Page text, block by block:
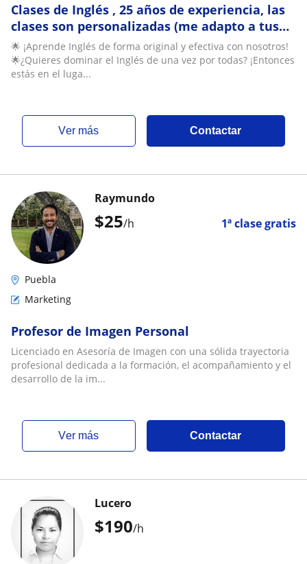
Clases de Inglés , 25 años de experiencia, las
clases son personalizadas (me adapto a tus
necesidades)
🌟 ¡Aprende Inglés de forma original y efectiva con nosotros!
🌟¿Quieres dominar el Inglés de una vez por todas? ¡Entonces
estás en el luga...
ver más Contactar
$25/h 1ª clase gratis
Raymundo
Puebla
Marketing
Profesor de Imagen Personal
Licenciado en Asesoría de Imagen con una sólida trayectoria
profesional dedicada a la formación, el acompañamiento y el
desarrollo de la im...
ver más Contactar
$190/h
Lucero